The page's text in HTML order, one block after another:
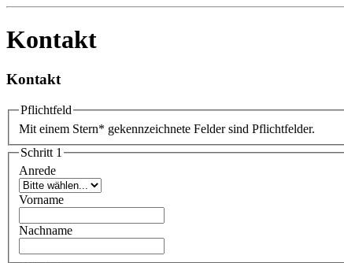
Kontakt
Kontakt
Pflichtfeld
Mit einem Stern* gekennzeichnete Felder sind Pflichtfelder.
Schritt 1
Anrede
Vorname
Nachname